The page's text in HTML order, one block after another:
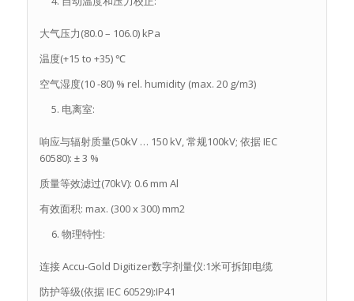
大气压力(80.0 – 106.0) kPa
温度(+15 to +35) ℃
空气湿度(10 -80) % rel. humidity (max. 20 g/m3)
电离室:
响应与辐射质量(50kV … 150 kV, 常规100kV; 依据 IEC
60580): ± 3 %
质量等效滤过(70kV): 0.6 mm Al
有效面积: max. (300 x 300) mm2
物理特性:
连接 Accu-Gold Digitizer数字剂量仪:1米可拆卸电缆
防护等级(依据 IEC 60529):IP41